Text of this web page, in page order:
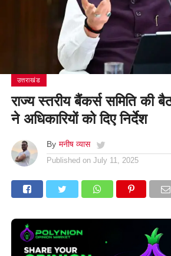
उत्तराखंड
राज्य स्तरीय बैंकर्स समिति की
ने अधिकारियों को दिए निर्देश
By मनीष व्यास
Published on July 11, 2025